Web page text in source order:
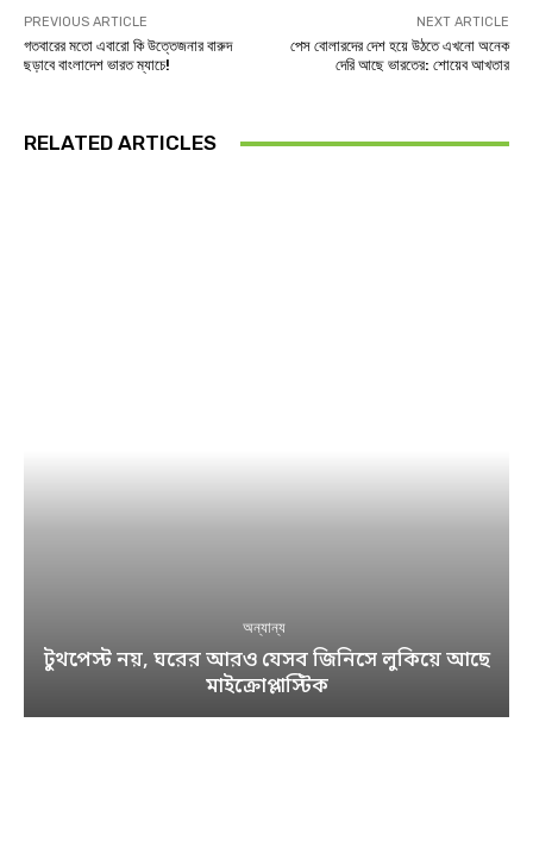
PREVIOUS ARTICLE
গতবারের মতো এবারো কি উত্তেজনার বারুদ
ছড়াবে বাংলাদেশ ভারত ম্যাচে!
NEXT ARTICLE
পেস বোলারদের দেশ হয়ে উঠতে এখনো অনেক
দেরি আছে ভারতের: শোয়েব আখতার
RELATED ARTICLES
অন্যান্য
টুথপেস্ট নয়, ঘরের আরও যেসব জিনিসে লুকিয়ে আছে
মাইক্রোপ্লাস্টিক